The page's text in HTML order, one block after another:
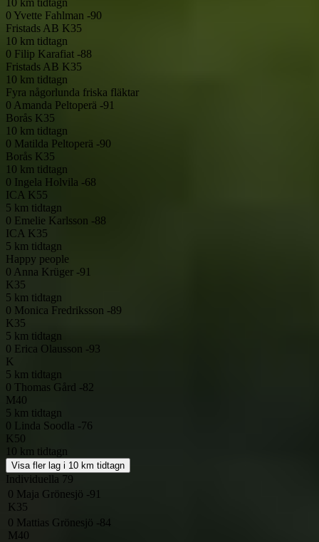
10 km tidtagn
0Yvette Fahlman -90
Fristads AB K35
10 km tidtagn
0 Filip Karafiat -88
Fristads AB K35
10 km tidtagn
Fyra någorlunda friska fläktar
0 Amanda Peltoperä -91
Borås K35
10 km tidtagn
0 Matilda Peltoperä -90
Borås K35
10 km tidtagn
0 Ingela Holvila -68
ICA K55
5 km tidtagn
0 Emelie Karlsson -88
ICA K35
5 km tidtagn
Happy people
0 Anna Krüger -91
K35
5 km tidtagn
0 Monica Fredriksson -89
K35
5 km tidtagn
0 Erica Olausson -93
K
5 km tidtagn
0 Thomas Gård -82
M40
5 km tidtagn
0 Linda Soodla -76
K50
10 km tidtagn
Visa fler lag i 10 km tidtagn
Individuella 79
0 Maja Grönesjö -91
K35
0 Mattias Grönesjö -84
M40